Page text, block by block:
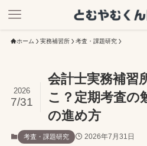
ホーム 実務補習所 考査・課題研究
会計士実務補習
こ？定期考査の
の進め方
2026
7/31
考査・課題研究 2026年7月31日